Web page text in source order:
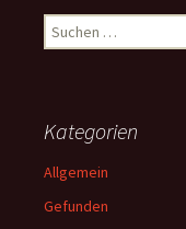
Suchen
nach:
Kategorien
Allgemein
Gefunden